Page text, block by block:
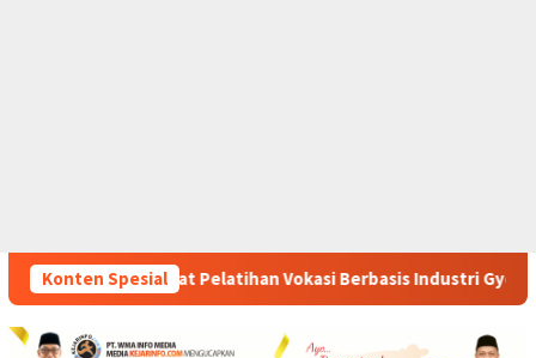
Konten Spesial
Berbasis Industri Gyokai Indonesia Kompeten Teken MoU